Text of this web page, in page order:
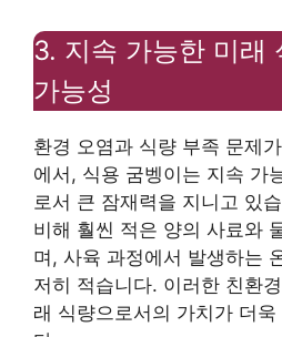
3. 지속 가능한 미래
가능성
환경 오염과 식량 부족 문제
에서, 식용 굼벵이는 지속 가
로서 큰 잠재력을 지니고 있
비해 훨씬 적은 양의 사료와
며, 사육 과정에서 발생하는
저히 적습니다. 이러한 친환
래 식량으로서의 가치가 더